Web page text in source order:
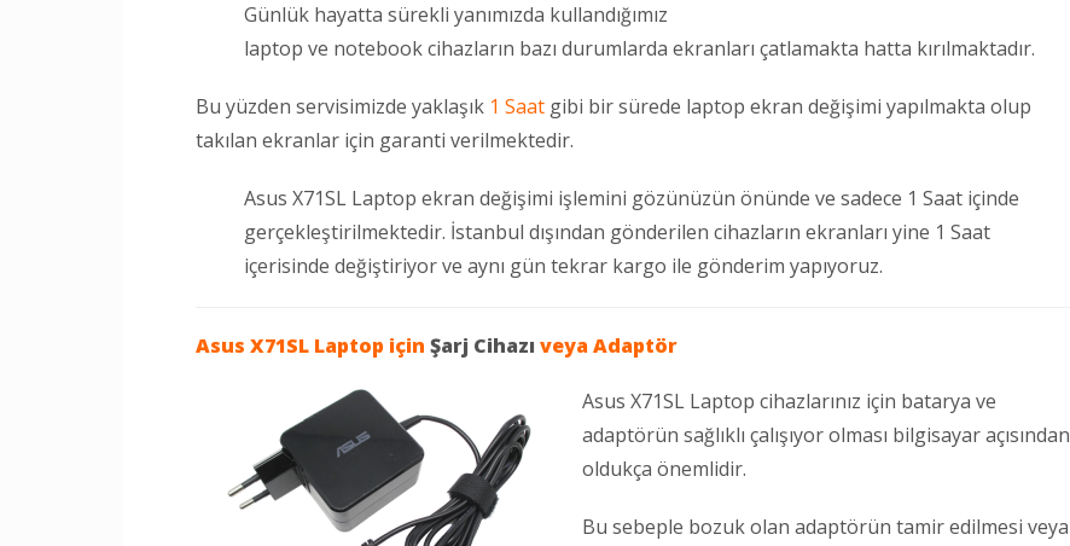
Günlük hayatta sürekli yanımızda kullandığımız
laptop ve notebook cihazların bazı durumlarda ekranları çatlamakta hatta kırılmaktadır.
Bu yüzden servisimizde yaklaşık 1 Saat gibi bir sürede laptop ekran değişimi yapılmakta olup
takılan ekranlar için garanti verilmektedir.
Asus X71SL Laptop ekran değişimi işlemini gözünüzün önünde ve sadece 1 Saat içinde
gerçekleştirilmektedir. İstanbul dışından gönderilen cihazların ekranları yine 1 Saat
içerisinde değiştiriyor ve aynı gün tekrar kargo ile gönderim yapıyoruz.
Asus X71SL Laptop için Şarj Cihazı veyaAdaptör
Asus X71SL Laptop cihazlarınız için batarya ve
adaptörün sağlıklı çalışıyor olması bilgisayar açısından
oldukça önemlidir.
Bu sebeple bozuk olan adaptörün tamir edilmesi veya